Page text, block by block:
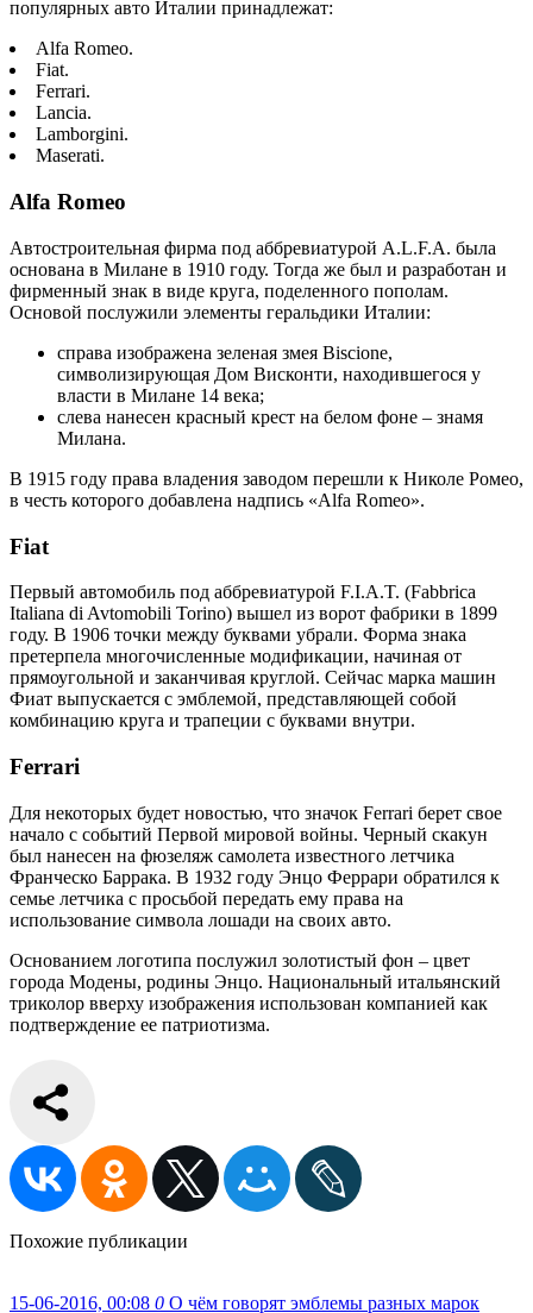
популярных авто Италии принадлежат:
Alfa Romeo.
Fiat.
Ferrari.
Lancia.
Lamborgini.
Maserati.
Alfa Romeo
Автостроительная фирма под аббревиатурой A.L.F.A. была
основана в Милане в 1910 году. Тогда же был и разработан и
фирменный знак в виде круга, поделенного пополам.
Основой послужили элементы геральдики Италии:
справа изображена зеленая змея Biscione,
символизирующая Дом Висконти, находившегося у
власти в Милане 14 века;
слева нанесен красный крест на белом фоне – знамя
Милана.
В 1915 году права владения заводом перешли к Николе Ромео,
в честь которого добавлена надпись «Alfa Romeo».
Fiat
Первый автомобиль под аббревиатурой F.I.A.T. (Fabbrica
Italiana di Avtomobili Torino) вышел из ворот фабрики в 1899
году. В 1906 точки между буквами убрали. Форма знака
претерпела многочисленные модификации, начиная от
прямоугольной и заканчивая круглой. Сейчас марка машин
Фиат выпускается с эмблемой, представляющей собой
комбинацию круга и трапеции с буквами внутри.
Ferrari
Для некоторых будет новостью, что значок Ferrari берет свое
начало с событий Первой мировой войны. Черный скакун
был нанесен на фюзеляж самолета известного летчика
Франческо Баррака. В 1932 году Энцо Феррари обратился к
семье летчика с просьбой передать ему права на
использование символа лошади на своих авто.
Основанием логотипа послужил золотистый фон – цвет
города Модены, родины Энцо. Национальный итальянский
триколор вверху изображения использован компанией как
подтверждение ее патриотизма.
Похожие публикации
15-06-2016, 00:08 0 О чём говорят эмблемы разных марок